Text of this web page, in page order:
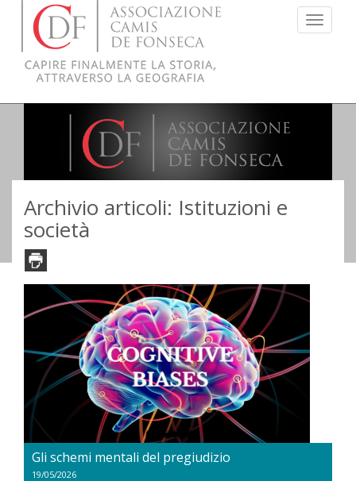
Menu
Archivio articoli: Istituzioni e
società
Gli schemi mentali del pregiudizio
19/05/2026